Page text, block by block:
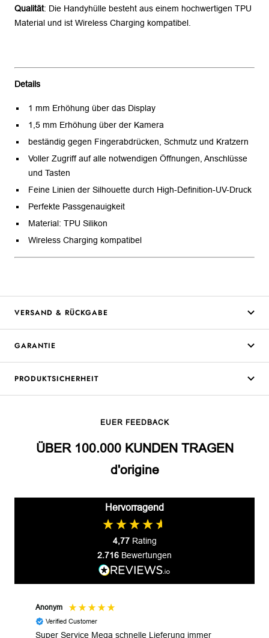
Qualität: Die Handyhülle besteht aus einem hochwertigen TPU
Material und ist Wireless Charging kompatibel.
Details
1 mm Erhöhung über das Display
1,5 mm Erhöhung über der Kamera
beständig gegen Fingerabdrücken, Schmutz und Kratzern
Voller Zugriff auf alle notwendigen Öffnungen, Anschlüsse
und Tasten
Feine Linien der Silhouette durch High-Definition-UV-Druck
Perfekte Passgenauigkeit
Material: TPU Silikon
Wireless Charging kompatibel
VERSAND & RÜCKGABE
GARANTIE
PRODUKTSICHERHEIT
EUER FEEDBACK
ÜBER 100.000 KUNDEN TRAGEN
d'origine
Hervorragend
4,77 Rating
2.716 Bewertungen
Anonym
Verified Customer
Super Service Mega schnelle Lieferung immer